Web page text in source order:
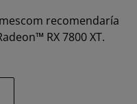
recomendaría
RX 7800 XT.